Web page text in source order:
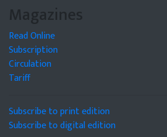
Magazines
Read Online
Subscription
Circulation
Tariff
Subscribe to print edition
Subscribe to digital edition